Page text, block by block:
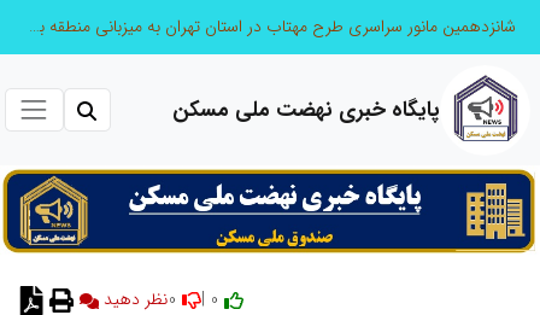
شانزدهمین مانور سراسری طرح مهتاب در استان تهران به میزبانی منطقه برق لواسان
پایگاه خبری نهضت ملی مسکن
نظر دهید